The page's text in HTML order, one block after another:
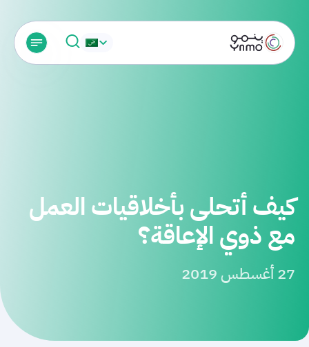
كيف أتحلى بأخلاقيات العمل
مع ذوي الإعاقة؟
27 أغسطس 2019